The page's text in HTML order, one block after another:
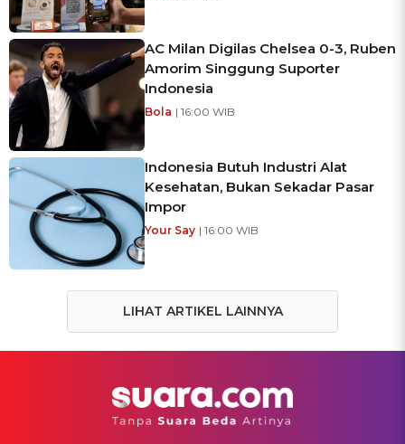
AC Milan Digilas Chelsea 0-3, Ruben
Amorim Singgung Suporter
Indonesia
Bola | 16:00 WIB
Indonesia Butuh Industri Alat
Kesehatan, Bukan Sekadar Pasar
Impor
Your Say | 16:00 WIB
LIHAT ARTIKEL LAINNYA